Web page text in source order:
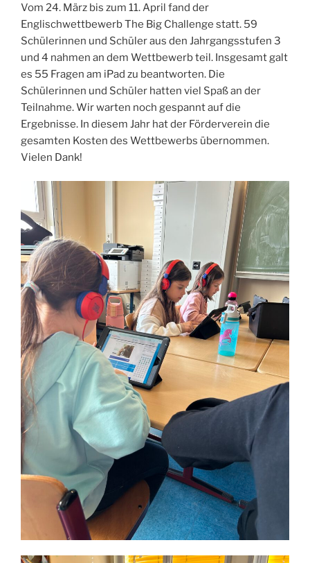
Vom 24. März bis zum 11. April fand der
Englischwettbewerb The Big Challenge statt. 59
Schülerinnen und Schüler aus den Jahrgangsstufen 3
und 4 nahmen an dem Wettbewerb teil. Insgesamt galt
es 55 Fragen am iPad zu beantworten. Die
Schülerinnen und Schüler hatten viel Spaß an der
Teilnahme. Wir warten noch gespannt auf die
Ergebnisse. In diesem Jahr hat der Förderverein die
gesamten Kosten des Wettbewerbs übernommen.
Vielen Dank!